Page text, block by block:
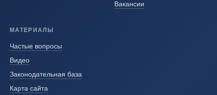
Вакансии
МАТЕРИАЛЫ
Частые вопросы
Видео
Законодательная база
Карта сайта